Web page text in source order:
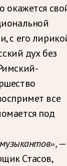
окажется
с его
дух без
все
под
—
Стасов,